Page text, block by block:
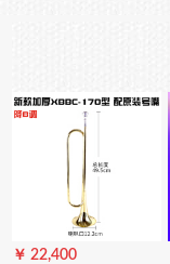
￥ 22,400